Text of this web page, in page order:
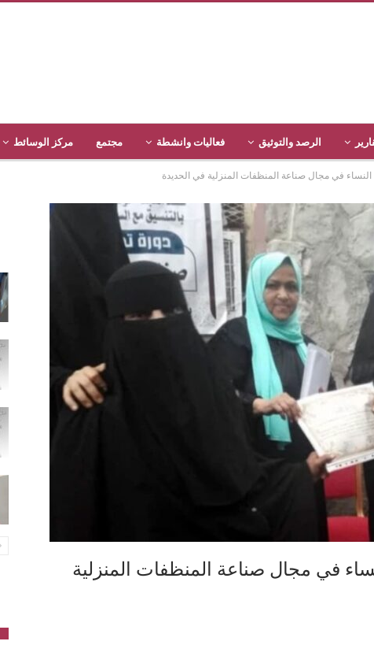
الرصد والتوثيق فعاليات وانشطة مجتمع مركز الوسائط
النساء في مجال صناعة المنظفات المنزلية في الحديدة
في مجال صناعة المنظفات المنزلية